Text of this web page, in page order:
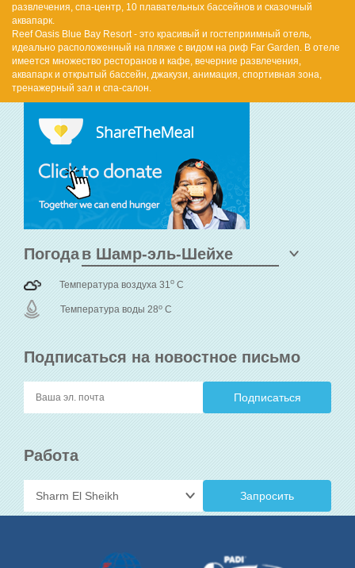
развлечения, спа-центр, 10 плавательных бассейнов и сказочный
аквапарк.
Reef Oasis Blue Bay Resort - это красивый и гостеприимный отель,
идеально расположенный на пляже с видом на риф Far Garden. В отеле
имеется множество ресторанов и кафе, вечерние развлечения,
аквапарк и открытый бассейн, джакузи, анимация, спортивная зона,
тренажерный зал и спа-салон.
Подписаться на новостное письмо
Работа
Запросить
Погода
Температура воздуха 31o C
Температура воды 28o C